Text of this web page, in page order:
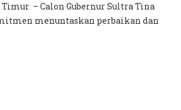
– Calon Gubernur Sultra Tina
menuntaskan perbaikan dan